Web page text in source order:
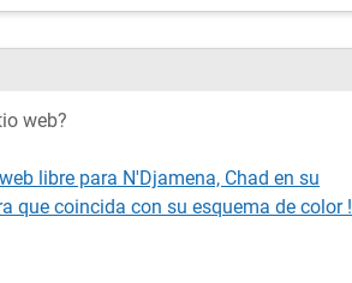
web?
libre para N'Djamena, Chad en su
que coincida con su esquema de color !